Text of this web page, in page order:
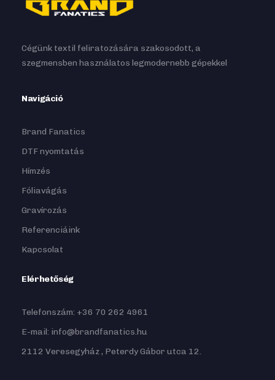
Cégünk textil feliratozására szakosodott, a
szegmensben használatos legmodernebb gépekkel
Navigáció
Brand Fanatics
DTF nyomtatás
Hímzés
Fóliavágás
Gravírozás
Referenciáink
Kapcsolat
Elérhetőség
Telefonszám: +36 70 262 4961
E-mail: info@brandfanatics.hu
2112 Veresegyház , Peterdy Gábor utca 12.